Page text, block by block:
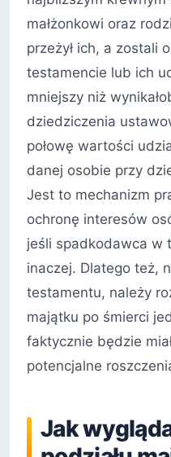
małżonkowi oraz
przeżył ich, a zostali
testamencie lub ich
mniejszy niż
dziedziczenia
połowę wartości
danej osobie przy
Jest to mechanizm
ochronę interesów
jeśli spadkodawca w
inaczej. Dlatego też,
testamentu, należy
majątku po śmierci
faktycznie będzie
potencjalne
Jak